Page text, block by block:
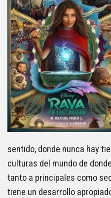
sentido, donde nunca hay
culturas del mundo de
tanto a principales como
tiene un desarrollo